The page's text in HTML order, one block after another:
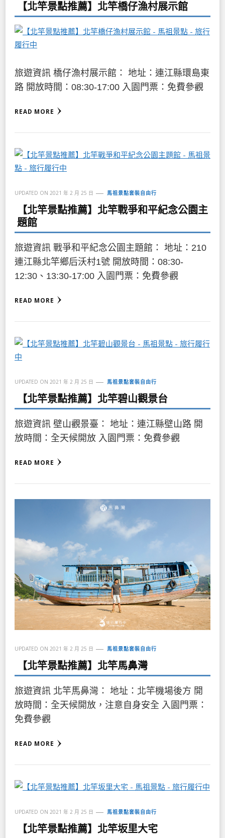
【北竿景點推薦】北竿橋仔漁村展示館
旅遊資訊 橋仔漁村展示館： 地址：連江縣環島東
路 開放時間：08:30-17:00 入園門票：免費參觀
READ MORE
UPDATED ON 2021 年 2 月 25 日 馬祖景點套裝自由行
【北竿景點推薦】北竿戰爭和平紀念公園主
題館
旅遊資訊 戰爭和平紀念公園主題館： 地址：210
連江縣北竿鄉后沃村1號 開放時間：08:30-
12:30、13:30-17:00 入園門票：免費參觀
READ MORE
UPDATED ON 2021 年 2 月 25 日 馬祖景點套裝自由行
【北竿景點推薦】北竿碧山觀景台
旅遊資訊 壁山觀景臺： 地址：連江縣壁山路 開
放時間：全天候開放 入園門票：免費參觀
READ MORE
UPDATED ON 2021 年 2 月 25 日 馬祖景點套裝自由行
【北竿景點推薦】北竿馬鼻灣
旅遊資訊 北竿馬鼻灣： 地址：北竿機場後方 開
放時間：全天候開放，注意自身安全 入園門票：
免費參觀
READ MORE
UPDATED ON 2021 年 2 月 25 日 馬祖景點套裝自由行
【北竿景點推薦】北竿坂里大宅